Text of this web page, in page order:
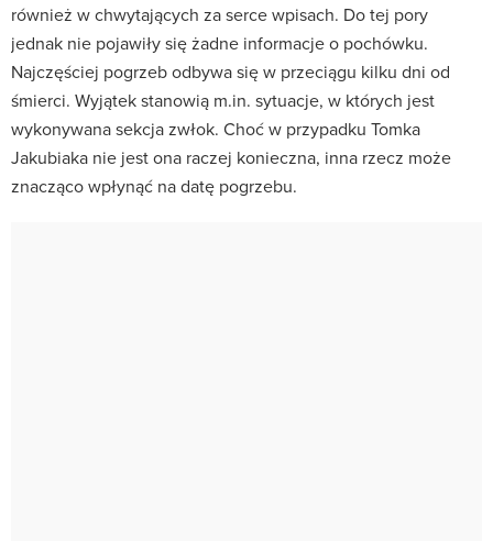
również w chwytających za serce wpisach. Do tej pory
jednak nie pojawiły się żadne informacje o pochówku.
Najczęściej pogrzeb odbywa się w przeciągu kilku dni od
śmierci. Wyjątek stanowią m.in. sytuacje, w których jest
wykonywana sekcja zwłok. Choć w przypadku Tomka
Jakubiaka nie jest ona raczej konieczna, inna rzecz może
znacząco wpłynąć na datę pogrzebu.